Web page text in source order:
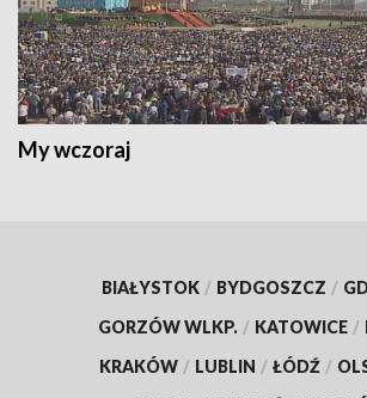
My wczoraj
BIAŁYSTOK / BYDGOSZCZ /
GORZÓW WLKP. / KATOWICE /
KRAKÓW / LUBLIN / ŁÓDŹ /